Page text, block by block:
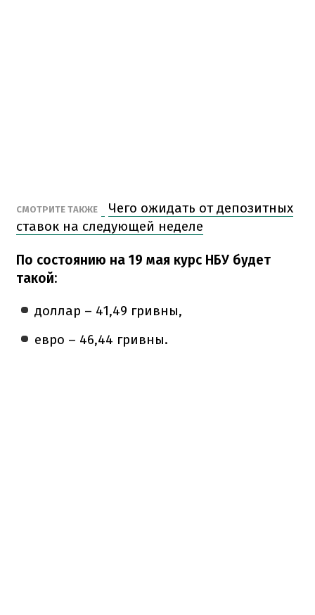
СМОТРИТЕ ТАКЖЕ
Чего ожидать от депозитных
ставок на следующей неделе
По состоянию на 19 мая курс НБУ будет
такой:
доллар – 41,49 гривны,
евро – 46,44 гривны.